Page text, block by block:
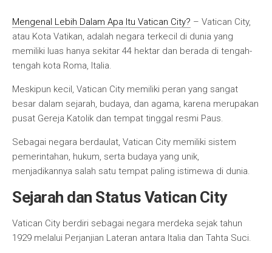
Mengenal Lebih Dalam Apa Itu Vatican City? – Vatican City,
atau Kota Vatikan, adalah negara terkecil di dunia yang
memiliki luas hanya sekitar 44 hektar dan berada di tengah-
tengah kota Roma, Italia.
Meskipun kecil, Vatican City memiliki peran yang sangat
besar dalam sejarah, budaya, dan agama, karena merupakan
pusat Gereja Katolik dan tempat tinggal resmi Paus.
Sebagai negara berdaulat, Vatican City memiliki sistem
pemerintahan, hukum, serta budaya yang unik,
menjadikannya salah satu tempat paling istimewa di dunia.
Sejarah dan Status Vatican City
Vatican City berdiri sebagai negara merdeka sejak tahun
1929 melalui Perjanjian Lateran antara Italia dan Tahta Suci.